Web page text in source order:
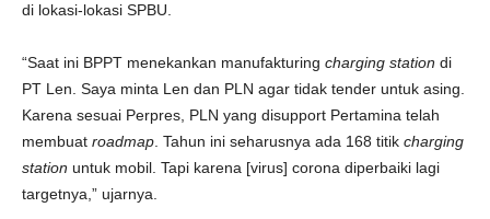
di lokasi-lokasi SPBU.
“Saat ini BPPT menekankan manufakturing charging station di
PT Len. Saya minta Len dan PLN agar tidak tender untuk asing.
Karena sesuai Perpres, PLN yang disupport Pertamina telah
membuat roadmap . Tahun ini seharusnya ada 168 titik charging
station untuk mobil. Tapi karena [virus] corona diperbaiki lagi
targetnya,” ujarnya.